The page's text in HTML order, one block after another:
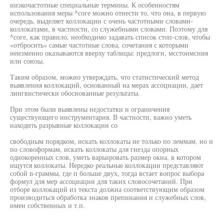
низкочастотные специальные термины. К особенностям
использования меры ^соге можно отнести то, что она, в первую
очередь, выделяет коллокации с очень частотными словами-
коллокатами, в частности, со служебными словами. Поэтому для
^соге, как правило, необходимо задавать список стоп-слов, чтобы
«отбросить» самые частотные слова, сочетания с которыми
неизменно оказываются вверху таблицы: предлоги, мсстоимсния
или союзы.
Таким образом, можно утверждать, что статистический метод
выявления коллокаций, основанный на мерах ассоциации, дает
лингвистически обоснованные результаты.
При этом были выявлены недостатки и ограничения
существующего инструментария. В частности, важно уметь
находить разрывные коллокации со
свободным порядком, искать коллокаты не только по леммам, но и
по словоформам, искать коллокаты для гнезда опорных
однокоренных слов, уметь варьировать размер окна, в котором
ищутся коллокаты. Нередко реальные коллокации представляют
собой n-граммы, где п больше двух, тогда встает вопрос выбора
формул для мер ассоциации для таких словосочетаний. При
отборе коллокаций из текста должна соответствующим образом
производиться обработка знаков препинания и служебных слов,
имен собственных и т.п.